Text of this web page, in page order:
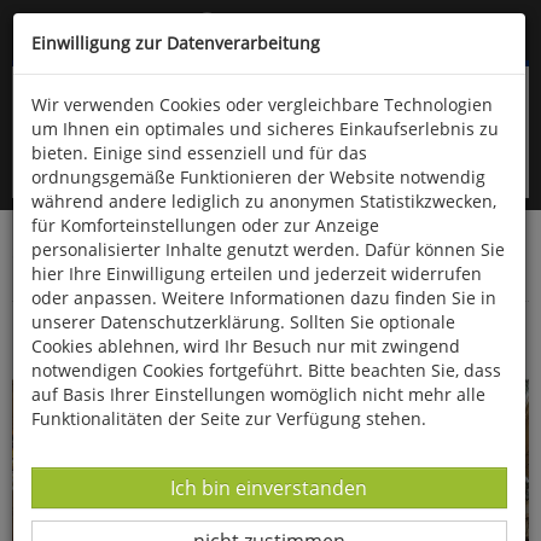
Kompletten Head der Seite überspringen
oder (06766) 9323-960
Startseite Bücher Downloads
Zeitschriften
Fossilien
Museumsporträt:
Einwilligung zur Datenverarbeitung
Wir verwenden Cookies oder vergleichbare Technologien
um Ihnen ein optimales und sicheres Einkaufserlebnis zu
bieten. Einige sind essenziell und für das
ordnungsgemäße Funktionieren der Website notwendig
während andere lediglich zu anonymen Statistikzwecken,
für Komforteinstellungen oder zur Anzeige
personalisierter Inhalte genutzt werden. Dafür können Sie
hier Ihre Einwilligung erteilen und jederzeit widerrufen
oder anpassen. Weitere Informationen dazu finden Sie in
unserer Datenschutzerklärung. Sollten Sie optionale
Cookies ablehnen, wird Ihr Besuch nur mit zwingend
notwendigen Cookies fortgeführt. Bitte beachten Sie, dass
auf Basis Ihrer Einstellungen womöglich nicht mehr alle
Funktionalitäten der Seite zur Verfügung stehen.
Datenverarbeitung -
Ich bin einverstanden